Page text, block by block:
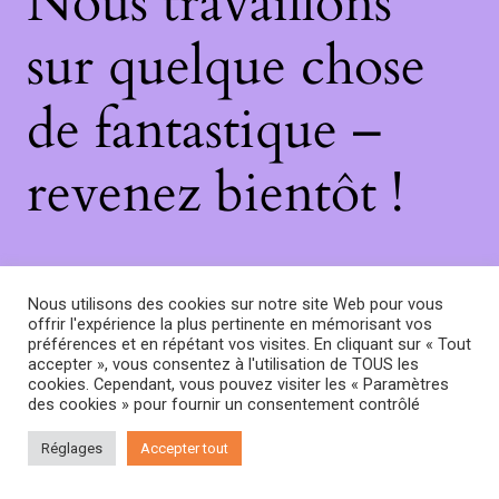
sur quelque chose
de fantastique –
revenez bientôt !
Nous utilisons des cookies sur notre site Web pour vous
offrir l'expérience la plus pertinente en mémorisant vos
préférences et en répétant vos visites. En cliquant sur « Tout
accepter », vous consentez à l'utilisation de TOUS les
cookies. Cependant, vous pouvez visiter les « Paramètres
des cookies » pour fournir un consentement contrôlé
Réglages Accepter tout